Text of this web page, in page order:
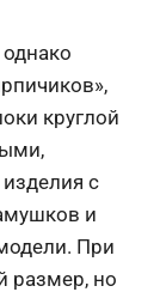
круглой
с
и
При
размер, но